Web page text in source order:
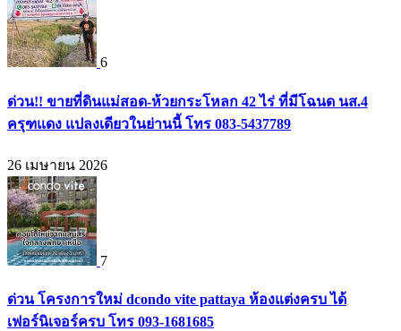
6
ด่วน!! ขายที่ดินแม่สอด-ห้วยกระโหลก 42 ไร่ ที่มีโฉนด นส.4
ครุฑแดง แปลงเดียวในย่านนี้ โทร 083-5437789
26 เมษายน 2026
7
ด่วน โครงการใหม่ dcondo vite pattaya ห้องแต่งครบ ได้
เฟอร์นิเจอร์ครบ โทร 093-1681685